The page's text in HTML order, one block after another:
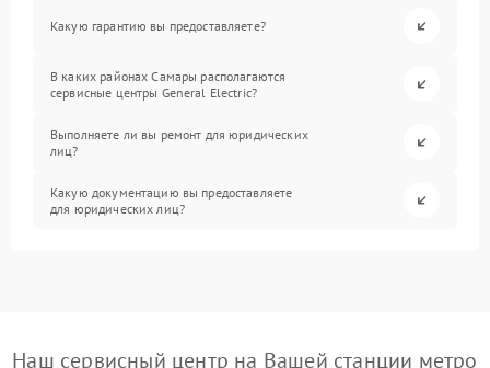
Какую гарантию вы предоставляете?
В каких районах Самары располагаются
сервисные центры General Electric?
Выполняете ли вы ремонт для юридических
лиц?
Какую документацию вы предоставляете
для юридических лиц?
Наш сервисный центр на Вашей станции метро